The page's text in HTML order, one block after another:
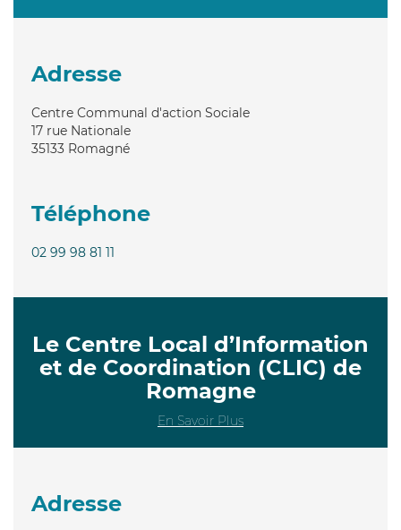
Adresse
Centre Communal d'action Sociale
17 rue Nationale
35133 Romagné
Téléphone
02 99 98 81 11
Le Centre Local d’Information
et de Coordination (CLIC) de
Romagne
En Savoir Plus
Adresse